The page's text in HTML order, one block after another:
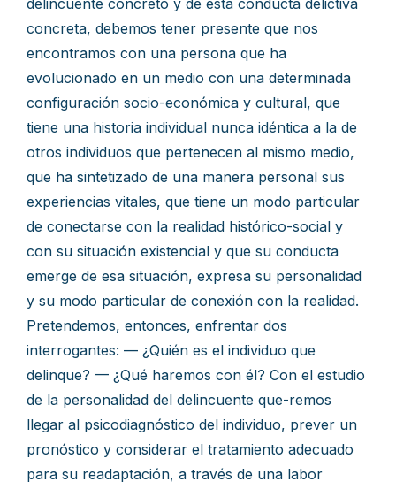
delincuente concreto y de esta conducta delictiva
concreta, debemos tener presente que nos
encontramos con una persona que ha
evolucionado en un medio con una determinada
configuración socio-económica y cultural, que
tiene una historia individual nunca idéntica a la de
otros individuos que pertenecen al mismo medio,
que ha sintetizado de una manera personal sus
experiencias vitales, que tiene un modo particular
de conectarse con la realidad histórico-social y
con su situación existencial y que su conducta
emerge de esa situación, expresa su personalidad
y su modo particular de conexión con la realidad.
Pretendemos, entonces, enfrentar dos
interrogantes: — ¿Quién es el individuo que
delinque? — ¿Qué haremos con él? Con el estudio
de la personalidad del delincuente que-remos
llegar al psicodiagnóstico del individuo, prever un
pronóstico y considerar el tratamiento adecuado
para su readaptación, a través de una labor